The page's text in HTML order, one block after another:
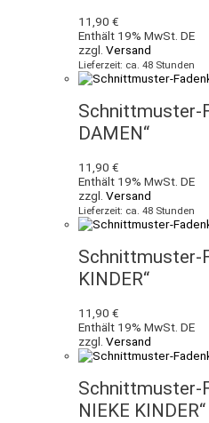
11,90 €
Enthält 19% MwSt. DE
zzgl. Versand
Lieferzeit: ca. 48 Stunden
Schnittmuster-
DAMEN“
11,90 €
Enthält 19% MwSt. DE
zzgl. Versand
Lieferzeit: ca. 48 Stunden
Schnittmuster-
KINDER“
11,90 €
Enthält 19% MwSt. DE
zzgl. Versand
Schnittmuster-
NIEKE KINDER“